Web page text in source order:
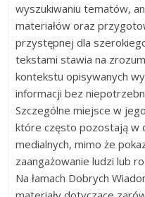
wyszukiwaniu tematów,
materiałów oraz
przystępnej dla
tekstami stawia na
kontekstu opisywanych
informacji bez
Szczególne miejsce w
które często pozostają w
medialnych, mimo że
zaangażowanie ludzi lub
Na łamach Dobrych